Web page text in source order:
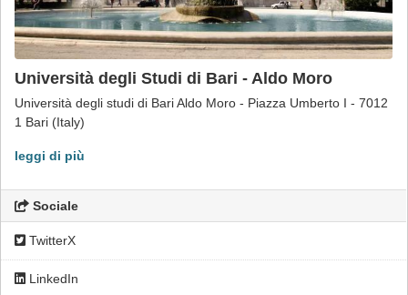
Università degli Studi di Bari - Aldo Moro
Università degli studi di Bari Aldo Moro - Piazza Umberto I - 7012
1 Bari (Italy)
leggi di più
Sociale
TwitterX
LinkedIn